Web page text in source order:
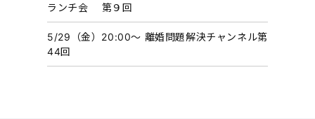
ランチ会 第９回
5/29（金）20:00〜 離婚問題解決チャンネル第
44回